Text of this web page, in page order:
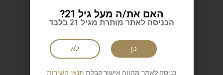
האם את/ה מעל גיל 21?
הכניסה לאתר מותרת מגיל 21 בלבד
לא כן
כניסה לאתר מהווה אישור קבלת תנאי השירות